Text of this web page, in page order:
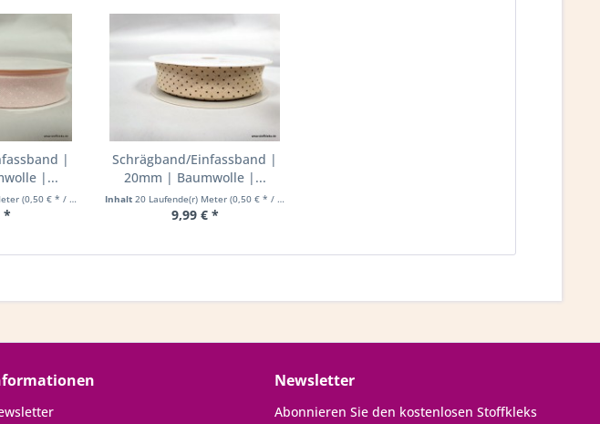
|
|...
(0,50 € * / 1 Laufende(r) Meter)
*
Schrägband/Einfassband |
20mm | Baumwolle |...
Inhalt 20 Laufende(r) Meter (0,50 € * / 1 Laufende(r) Meter)
9,99 € *
Newsletter
Abonnieren Sie den kostenlosen Stoffkleks